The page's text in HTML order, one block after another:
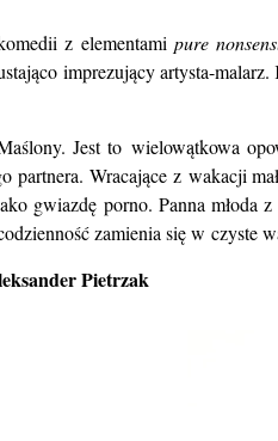
z elementamipure
imprezujący artysta-
Jest to wielowątkowa
Wracające z wakacji
gwiazdę porno. Panna młoda
zamienia się w czyste
Pietrzak